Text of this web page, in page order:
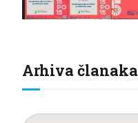
Arhiva članaka